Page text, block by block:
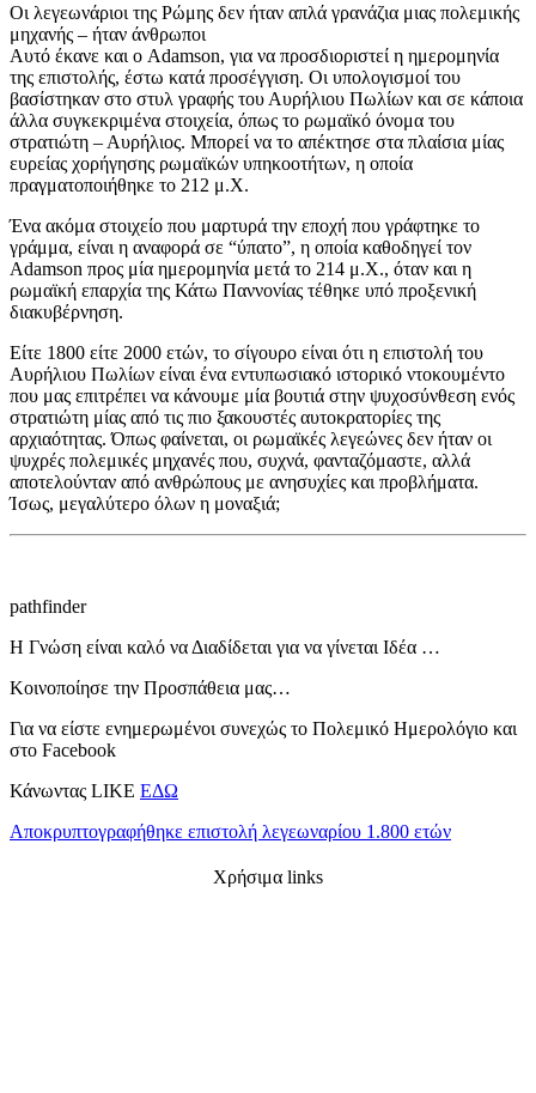
Οι λεγεωνάριοι της Ρώμης δεν ήταν απλά γρανάζια μιας πολεμικής
μηχανής – ήταν άνθρωποι
Αυτό έκανε και ο Adamson, για να προσδιοριστεί η ημερομηνία
της επιστολής, έστω κατά προσέγγιση. Οι υπολογισμοί του
βασίστηκαν στο στυλ γραφής του Αυρήλιου Πωλίων και σε κάποια
άλλα συγκεκριμένα στοιχεία, όπως το ρωμαϊκό όνομα του
στρατιώτη – Αυρήλιος. Μπορεί να το απέκτησε στα πλαίσια μίας
ευρείας χορήγησης ρωμαϊκών υπηκοοτήτων, η οποία
πραγματοποιήθηκε το 212 μ.Χ.
Ένα ακόμα στοιχείο που μαρτυρά την εποχή που γράφτηκε το
γράμμα, είναι η αναφορά σε “ύπατο”, η οποία καθοδηγεί τον
Adamson προς μία ημερομηνία μετά το 214 μ.Χ., όταν και η
ρωμαϊκή επαρχία της Κάτω Παννονίας τέθηκε υπό προξενική
διακυβέρνηση.
Είτε 1800 είτε 2000 ετών, το σίγουρο είναι ότι η επιστολή του
Αυρήλιου Πωλίων είναι ένα εντυπωσιακό ιστορικό ντοκουμέντο
που μας επιτρέπει να κάνουμε μία βουτιά στην ψυχοσύνθεση ενός
στρατιώτη μίας από τις πιο ξακουστές αυτοκρατορίες της
αρχιαότητας. Όπως φαίνεται, οι ρωμαϊκές λεγεώνες δεν ήταν οι
ψυχρές πολεμικές μηχανές που, συχνά, φανταζόμαστε, αλλά
αποτελούνταν από ανθρώπους με ανησυχίες και προβλήματα.
Ίσως, μεγαλύτερο όλων η μοναξιά;
pathfinder
Η Γνώση είναι καλό να Διαδίδεται για να γίνεται Ιδέα …
Κοινοποίησε την Προσπάθεια μας…
Για να είστε ενημερωμένοι συνεχώς το Πολεμικό Ημερολόγιο και
στο Facebook
Κάνωντας LIKE ΕΔΩ
Αποκρυπτογραφήθηκε επιστολή λεγεωναρίου 1.800 ετών
Χρήσιμα links